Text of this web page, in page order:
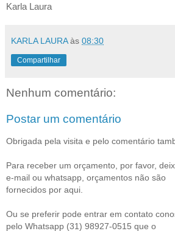
Karla Laura
KARLA LAURA às 08:30
Compartilhar
Nenhum comentário:
Postar um comentário
Obrigada pela visita e pelo comentário
Para receber um orçamento, por favor,
e-mail ou whatsapp, orçamentos não são
fornecidos por aqui.
Ou se preferir pode entrar em contato
pelo Whatsapp (31) 98927-0515 que o